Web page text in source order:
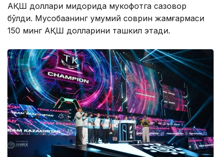
АҚШ доллари миқдорида мукофотга сазовор
бўлди. Мусобақанинг умумий соврин жамғармаси
150 минг АҚШ долларини ташкил этади.